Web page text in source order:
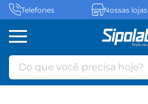
Telefones Nossas lojas
Do que você precisa hoje?